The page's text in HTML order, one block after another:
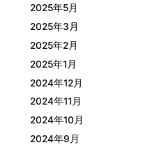
2025年5月
2025年3月
2025年2月
2025年1月
2024年12月
2024年11月
2024年10月
2024年9月